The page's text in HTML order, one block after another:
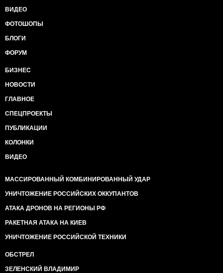
ВИДЕО
ФОТОШОПЫ
БЛОГИ
ФОРУМ
БИЗНЕС
НОВОСТИ
ГЛАВНОЕ
СПЕЦПРОЕКТЫ
ПУБЛИКАЦИИ
КОЛОНКИ
ВИДЕО
МАССИРОВАННЫЙ КОМБИНИРОВАННЫЙ УДАР
УНИЧТОЖЕНИЕ РОССИЙСКИХ ОККУПАНТОВ
АТАКА ДРОНОВ НА РЕГИОНЫ РФ
РАКЕТНАЯ АТАКА НА КИЕВ
УНИЧТОЖЕНИЕ РОССИЙСКОЙ ТЕХНИКИ
ОБСТРЕЛ
ЗЕЛЕНСКИЙ ВЛАДИМИР